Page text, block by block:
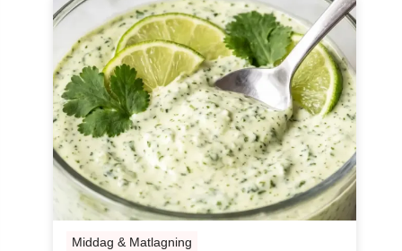
Middag & Matlagning